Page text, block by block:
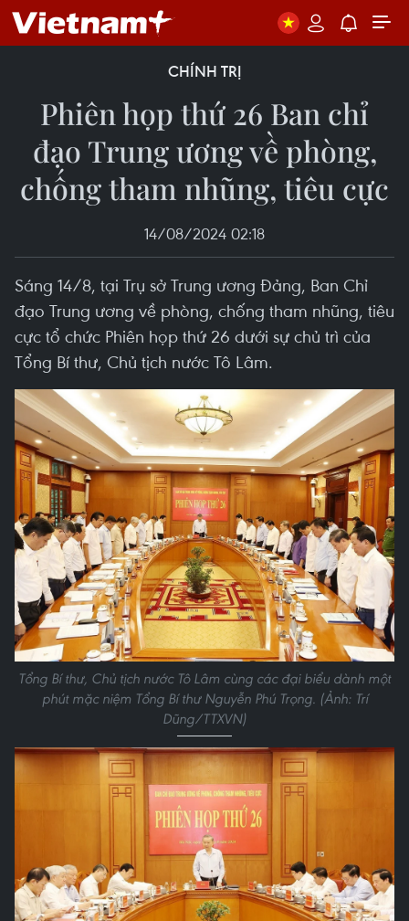
CHÍNH TRỊ
Phiên họp thứ 26 Ban chỉ
đạo Trung ương về phòng,
chống tham nhũng, tiêu cực
14/08/2024 02:18
Sáng 14/8, tại Trụ sở Trung ương Đảng, Ban Chỉ
đạo Trung ương về phòng, chống tham nhũng, tiêu
cực tổ chức Phiên họp thứ 26 dưới sự chủ trì của
Tổng Bí thư, Chủ tịch nước Tô Lâm.
Tổng Bí thư, Chủ tịch nước Tô Lâm cùng các đại biểu dành một
phút mặc niệm Tổng Bí thư Nguyễn Phú Trọng. (Ảnh: Trí
Dũng/TTXVN)